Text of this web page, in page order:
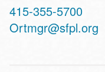
Contact
Telephone
415-355-5700
Ortmgr@sfpl.org